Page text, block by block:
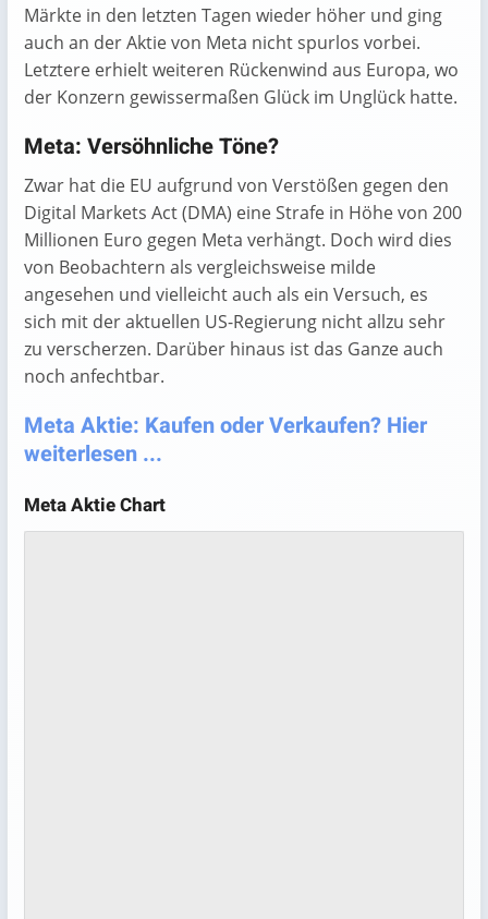
Märkte in den letzten Tagen wieder höher und ging
auch an der Aktie von Meta nicht spurlos vorbei.
Letztere erhielt weiteren Rückenwind aus Europa, wo
der Konzern gewissermaßen Glück im Unglück hatte.
Meta: Versöhnliche Töne?
Zwar hat die EU aufgrund von Verstößen gegen den
Digital Markets Act (DMA) eine Strafe in Höhe von 200
Millionen Euro gegen Meta verhängt. Doch wird dies
von Beobachtern als vergleichsweise milde
angesehen und vielleicht auch als ein Versuch, es
sich mit der aktuellen US-Regierung nicht allzu sehr
zu verscherzen. Darüber hinaus ist das Ganze auch
noch anfechtbar.
Meta Aktie: Kaufen oder Verkaufen? Hier
weiterlesen ...
Meta Aktie Chart